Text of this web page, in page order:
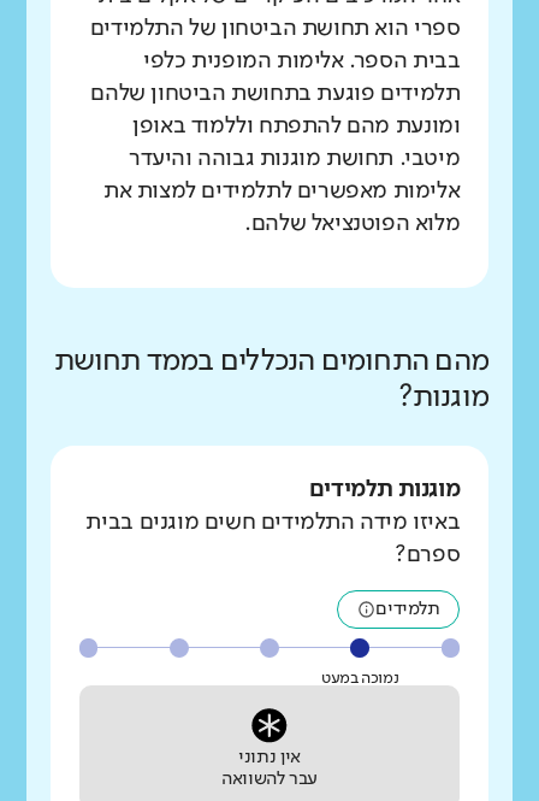
ספרי הוא תחושת הביטחון של התלמידים
בבית הספר. אלימות המופנית כלפי
תלמידים פוגעת בתחושת הביטחון שלהם
ומונעת מהם להתפתח וללמוד באופן
מיטבי. תחושת מוגנות גבוהה והיעדר
אלימות מאפשרים לתלמידים למצות את
מלוא הפוטנציאל שלהם.
מהם התחומים הנכללים בממד תחושת
מוגנות?
מוגנות תלמידים
באיזו מידה התלמידים חשים מוגנים בבית
ספרם?
תלמידים
נמוכה במעט
אין נתוני
עבר להשוואה